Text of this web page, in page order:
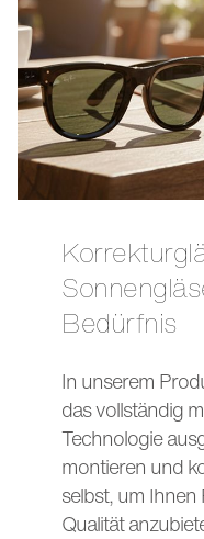
Korrekturgläser und
Bedürfnis
In unserem
das vollständig
Technologie
montieren und
selbst, um
Qualität